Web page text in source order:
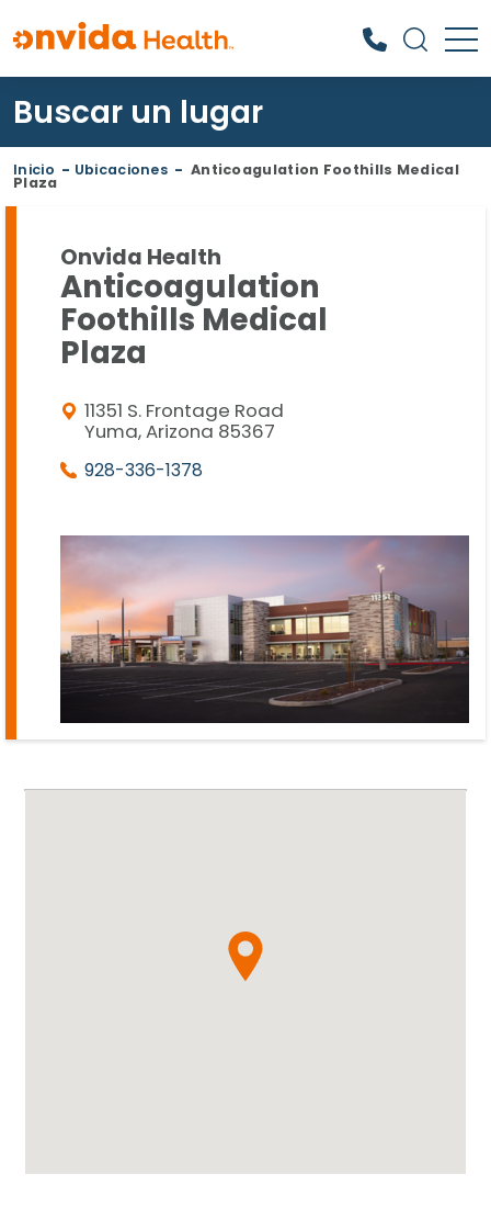
¿Qué podemos ayudarle a
encontrar?
Buscar un lugar
Inicio - Ubicaciones - Anticoagulation Foothills Medical
Plaza
Onvida Health
Anticoagulation
Foothills Medical
Plaza
11351 S. Frontage Road
Yuma, Arizona 85367
928-336-1378